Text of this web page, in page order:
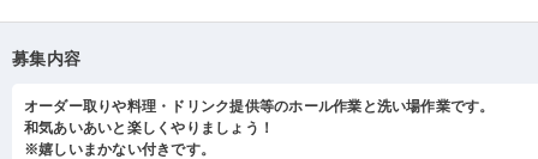
募集内容
オーダー取りや料理・ドリンク提供等のホール作業と洗い場作業です。
和気あいあいと楽しくやりましょう！
※嬉しいまかない付きです。